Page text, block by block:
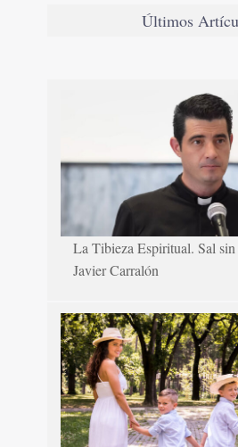
Últimos
La Tibieza Espiritual. Sal sin
Javier Carralón